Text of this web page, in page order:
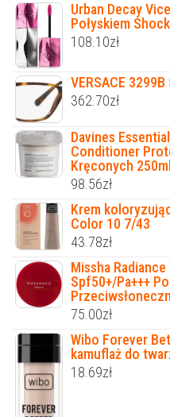
Urban Decay
Połyskiem
108.10zł
VERSACE
362.70zł
Davines
Conditioner
Kręconych 250ml
98.56zł
Krem
Color 10 7/43
43.78zł
Missha
Spf50+/Pa+++
75.00zł
Wibo Forever
kamuflaż do
18.69zł